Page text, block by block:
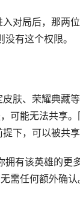
对局后，那两
有这个权限。
肤、荣耀典藏
可能无法共享
下，可以被共享
有该英雄的更
需任何额外确认